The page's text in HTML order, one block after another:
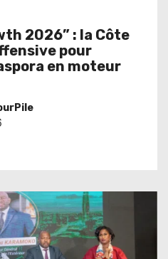
2026” : la Côte
pour
en moteur